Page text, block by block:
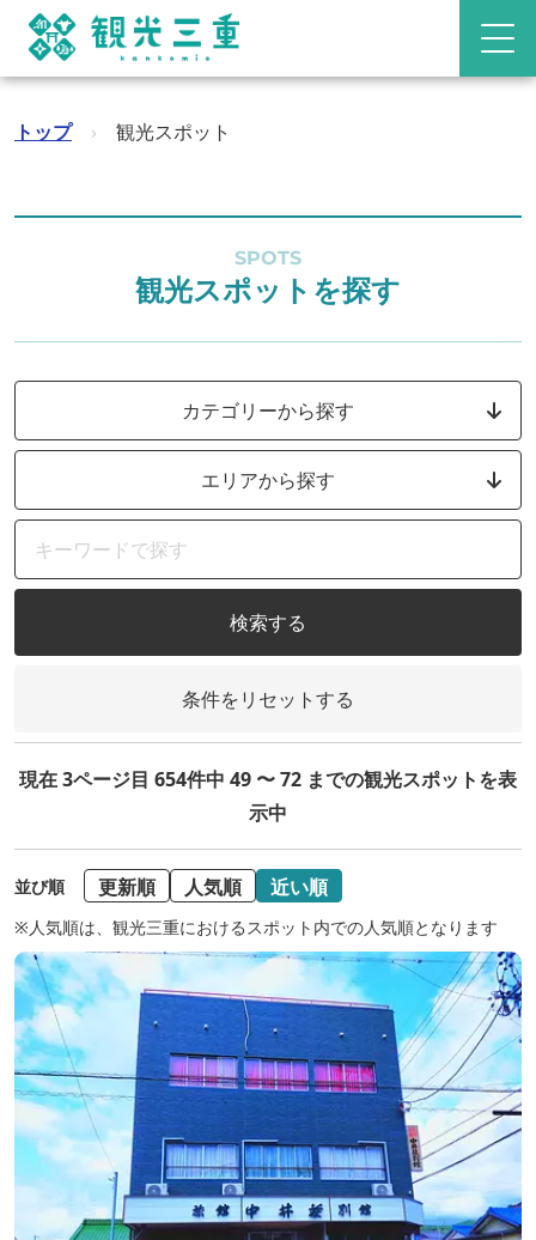
トップ › 観光スポット
SPOTS
観光スポットを探す
カテゴリーから探す
エリアから探す
検索する
条件をリセットする
現在 3ページ目 654件中 49 〜 72 までの観光スポットを表
示中
並び順 更新順 人気順 近い順
※人気順は、観光三重におけるスポット内での人気順となります